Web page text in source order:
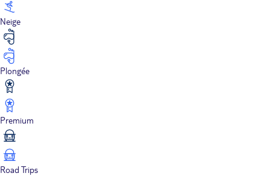
Neige
Plongée
Premium
Road Trips